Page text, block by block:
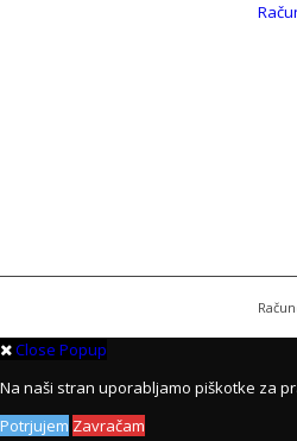
Close Popup
Na naši stran uporabljamo piškotke za
Potrjujem Zavračam